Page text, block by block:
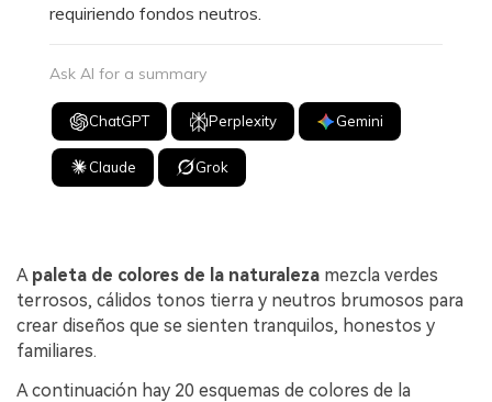
requiriendo fondos neutros.
Ask AI for a summary
ChatGPT Perplexity Gemini
Claude Grok
A paleta de colores de la naturaleza mezcla verdes
terrosos, cálidos tonos tierra y neutros brumosos para
crear diseños que se sienten tranquilos, honestos y
familiares.
A continuación hay 20 esquemas de colores de la